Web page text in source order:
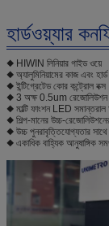
হার্ডওয়্যার
◆ HIWIN লিনিয়ার গাইড ওয়ে
◆ অ্যালুমিনিয়ামের কাজ এবং
◆ ইন্টিগ্রেটেড কোর কন্ট্রোল বক্স
◆ 3 অক্ষ 0.5um রেজোলিউশন
◆ মাল্টি ফাংশন LED
◆ শিল্প-মানের উচ্চ-
◆ উচ্চ পুনরাবৃত্তিযোগ্যতার
◆ একাধিক বাহ্যিক আনুষাঙ্গিক